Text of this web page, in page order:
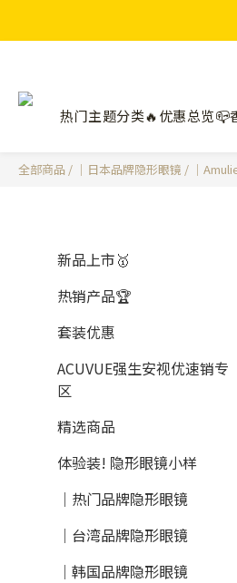
热门主题分类🔥优惠总览📪
全部商品 / ｜日本品牌隐形眼镜 / ｜
新品上市🥇
热销产品🏆
套装优惠
ACUVUE强生安视优速销专
区
精选商品
体验装! 隐形眼镜小样
｜热门品牌隐形眼镜
｜台湾品牌隐形眼镜
｜韩国品牌隐形眼镜